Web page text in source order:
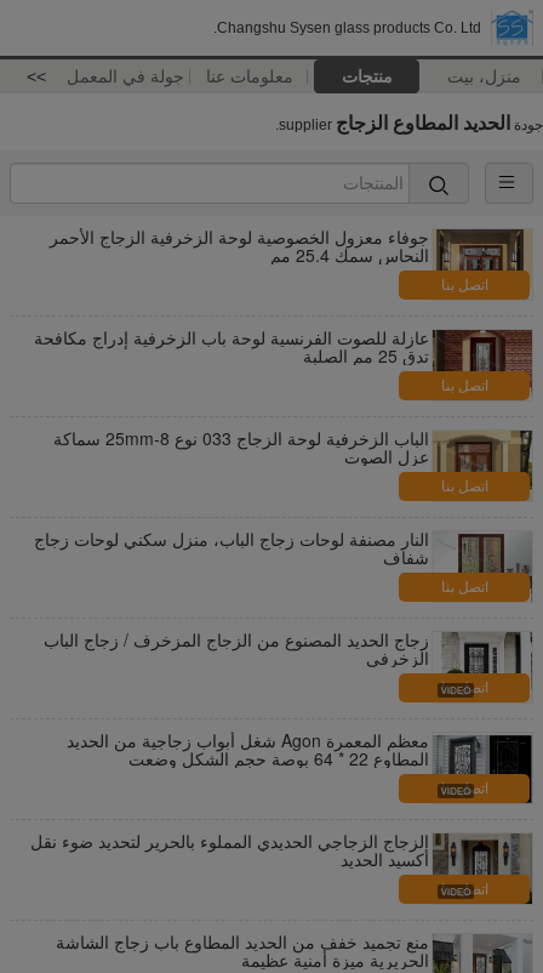
Changshu Sysen glass products Co. Ltd.
منزل، بيت منتجات معلومات عنا جولة في المعمل >>
جودة الحديد المطاوع الزجاج
جوفاء معزول الخصوصية لوحة الزخرفية الزجاج الأحمر
النحاس سمك 25.4 مم
اتصل بنا
عازلة للصوت الفرنسية لوحة باب الزخرفية إدراج مكافحة
تدق 25 مم الصلبة
اتصل بنا
الباب الزخرفية لوحة الزجاج 033 نوع 8-25mm سماكة
عزل الصوت
اتصل بنا
النار مصنفة لوحات زجاج الباب، منزل سكني لوحات زجاج
شفاف
اتصل بنا
زجاج الحديد المصنوع من الزجاج المزخرف / زجاج الباب
الزخرفي
اتصل بنا
معظم المعمرة Agon شغل أبواب زجاجية من الحديد
المطاوع 22 * ​​64 بوصة حجم الشكل وضعت
اتصل بنا
الزجاج الزجاجي الحديدي المملوء بالحرير لتحديد ضوء نقل
أكسيد الحديد
اتصل بنا
منع تجميد خفف من الحديد المطاوع باب زجاج الشاشة
الحريرية ميزة أمنية عظيمة